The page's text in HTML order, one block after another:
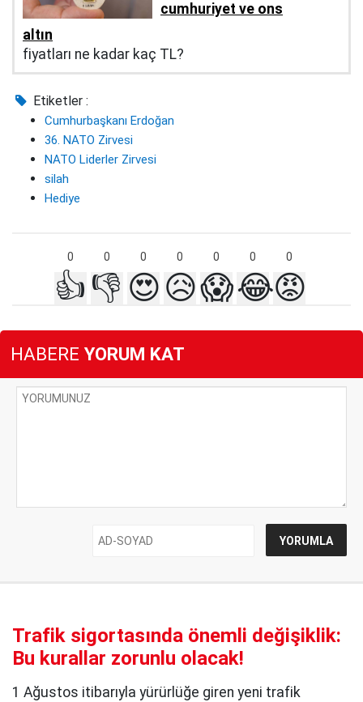
cumhuriyet ve ons
altın
fiyatları ne kadar kaç TL?
Etiketler :
Cumhurbaşkanı Erdoğan
36. NATO Zirvesi
NATO Liderler Zirvesi
silah
Hediye
0 0 0 0 0 0 0
👍 👎 😍😥😱😂😡
HABERE YORUM KAT
Trafik sigortasında önemli değişiklik:
Bu kurallar zorunlu olacak!
1 Ağustos itibarıyla yürürlüğe giren yeni trafik